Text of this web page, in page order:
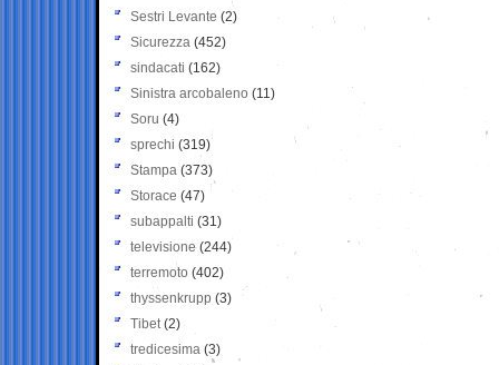
Sestri Levante (2)
Sicurezza (452)
sindacati (162)
Sinistra arcobaleno (11)
Soru (4)
sprechi (319)
Stampa (373)
Storace (47)
subappalti (31)
televisione(244)
terremoto (402)
thyssenkrupp (3)
Tibet(2)
tredicesima (3)